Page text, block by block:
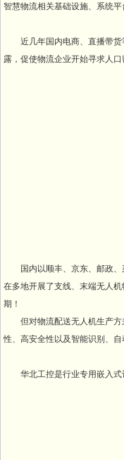
智慧物流相关基础设施、系统
近几年国内电商、直播带货
露，促使物流企业开始寻求人
国内以顺丰、京东、邮政、
在多地开展了支线、末端无人
期！
但对物流配送无人机生产方
性、高安全性以及智能识别、
华北工控是行业专用嵌入式